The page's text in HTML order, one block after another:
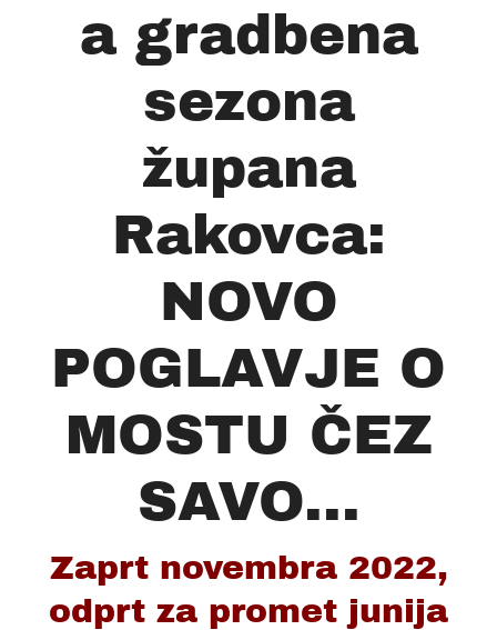
a gradbena
sezona
župana
Rakovca:
NOVO
POGLAVJE O
MOSTU ČEZ
SAVO...
Zaprt novembra 2022,
odprt za promet junija